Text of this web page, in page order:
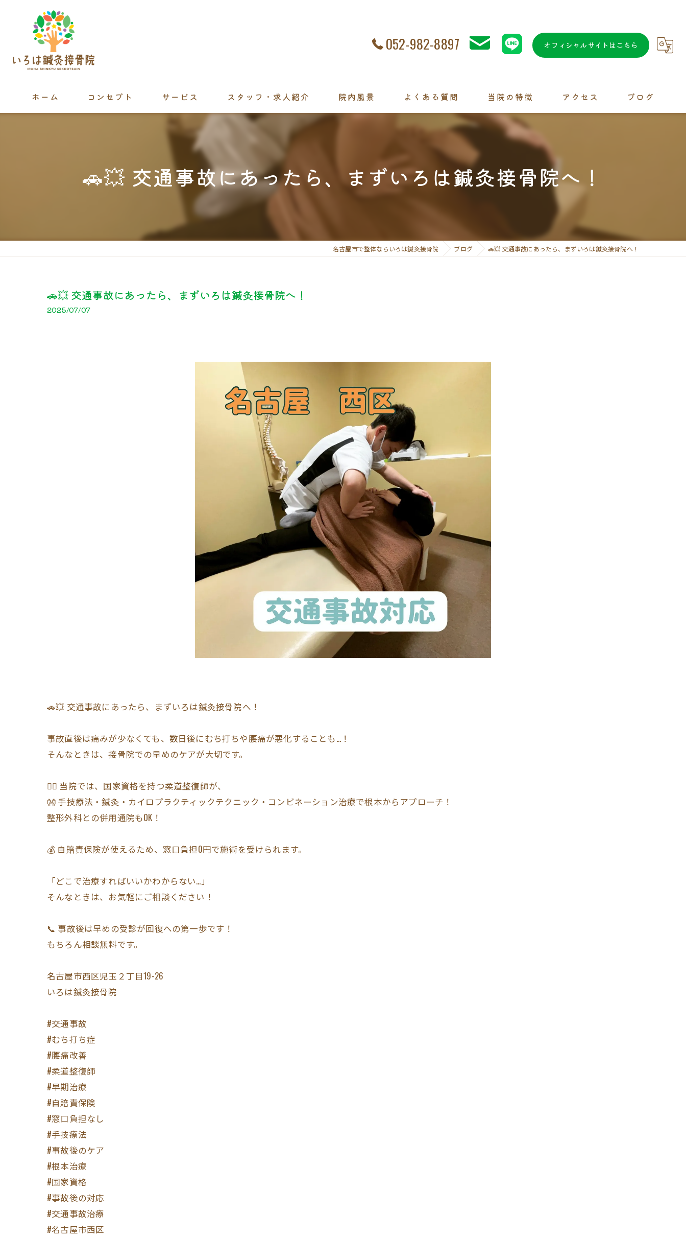
052-982-8897 オフィシャルサイトはこちら
ホーム コンセプト サービス スタッフ・求人紹介 院内風景 よくある質問 当院の特徴
カイロプラクティック
アクセス ブログ
🚗💥 交通事故にあったら、まずいろは鍼灸接骨院へ！
名古屋市で整体ならいろは鍼灸接骨院 ブログ 🚗💥 交通事故にあったら、まずいろは鍼灸接骨院へ！
🚗💥 交通事故にあったら、まずいろは鍼灸接骨院へ！
2025/07/07
🚗💥 交通事故にあったら、まずいろは鍼灸接骨院へ！
事故直後は痛みが少なくても、数日後にむち打ちや腰痛が悪化することも…！
そんなときは、接骨院での早めのケアが大切です。
👨‍⚕️ 当院では、国家資格を持つ柔道整復師が、
👐 手技療法・鍼灸・カイロプラクティックテクニック・コンビネーション治療で根本からアプローチ！
整形外科との併用通院もOK！
💰 自賠責保険が使えるため、窓口負担0円で施術を受けられます。
「どこで治療すればいいかわからない…」
そんなときは、お気軽にご相談ください！
📞 事故後は早めの受診が回復への第一歩です！
もちろん相談無料です。
名古屋市西区児玉２丁目19-26
いろは鍼灸接骨院
#交通事故
#むち打ち症
#腰痛改善
#柔道整復師
#早期治療
#自賠責保険
#窓口負担なし
#手技療法
#事故後のケア
#根本治療
#国家資格
#事故後の対応
#交通事故治療
#名古屋市西区